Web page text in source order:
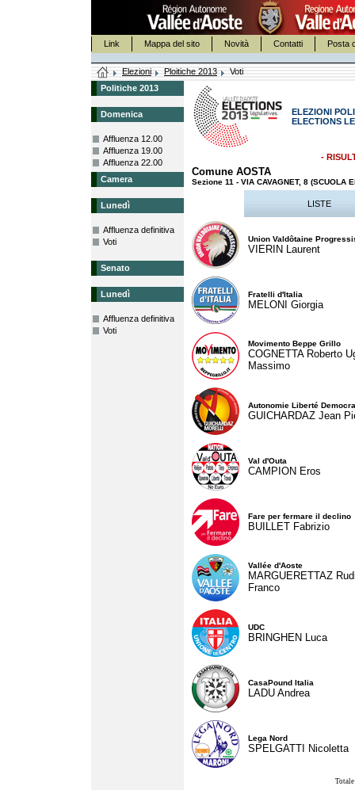
Link Mappa del sito Novità Contatti Posta
Elezioni Ploitiche 2013
Voti
Politiche 2013
Domenica
Affluenza 12.00
Affluenza 19.00
Affluenza 22.00
Camera
Lunedì
Affluenza definitiva
Voti
Senato
Lunedì
Affluenza definitiva
Voti
ELEZIONI
ELECTIONS
-
Comune AOSTA
Sezione 11 - VIA CAVAGNET, 8 (SCUOLA
LISTE
Union Valdôtaine
VIERIN Laurent
Fratelli d'Italia
MELONI Giorgia
Movimento Beppe Grillo
COGNETTA Roberto
Massimo
Autonomie Liberté
GUICHARDAZ Jean
Val d'Outa
CAMPION Eros
Fare per fermare il declino
BUILLET Fabrizio
Vallée d'Aoste
MARGUERETTAZ
Franco
UDC
BRINGHEN Luca
CasaPound Italia
LADU Andrea
Lega Nord
SPELGATTI Nicoletta